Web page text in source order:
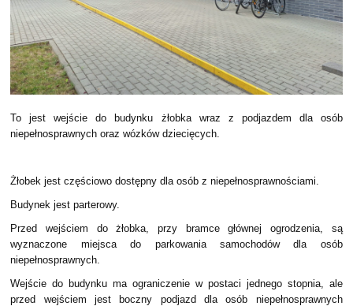
To jest wejście do budynku żłobka wraz z podjazdem dla osób
niepełnosprawnych oraz wózków dziecięcych.
Żłobek jest częściowo dostępny dla osób z niepełnosprawnościami.
Budynek jest parterowy.
Przed wejściem do żłobka, przy bramce głównej ogrodzenia, są
wyznaczone miejsca do parkowania samochodów dla osób
niepełnosprawnych.
Wejście do budynku ma ograniczenie w postaci jednego stopnia, ale
przed wejściem jest boczny podjazd dla osób niepełnosprawnych